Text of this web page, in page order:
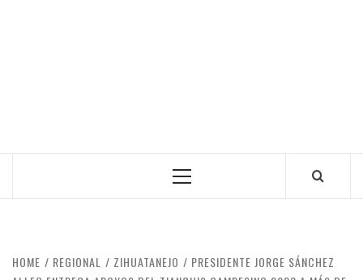
Primary
HOME REGIONAL ZIHUATANEJO
PRESIDENTE JORGE SÁNCHEZ